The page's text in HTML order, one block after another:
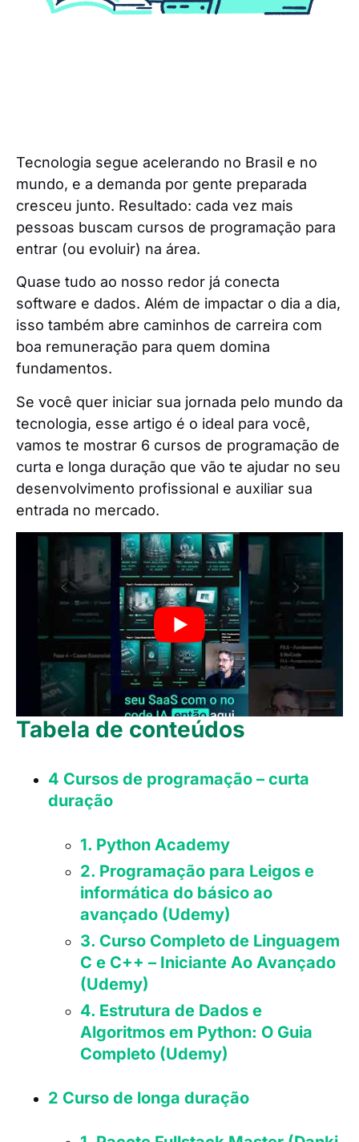
Tecnologia segue acelerando no Brasil e no
mundo, e a demanda por gente preparada
cresceu junto. Resultado: cada vez mais
pessoas buscam cursos de programação para
entrar (ou evoluir) na área.
Quase tudo ao nosso redor já conecta
software e dados. Além de impactar o dia a dia,
isso também abre caminhos de carreira com
boa remuneração para quem domina
fundamentos.
Se você quer iniciar sua jornada pelo mundo da
tecnologia, esse artigo é o ideal para você,
vamos te mostrar 6 cursos de programação de
curta e longa duração que vão te ajudar no seu
desenvolvimento profissional e auxiliar sua
entrada no mercado.
Tabela de conteúdos
4 Cursos de programação – curta
duração
1. Python Academy
2. Programação para Leigos e
informática do básico ao
avançado (Udemy)
3. Curso Completo de Linguagem
C e C++ – Iniciante Ao Avançado
(Udemy)
4. Estrutura de Dados e
Algoritmos em Python: O Guia
Completo (Udemy)
2 Curso de longa duração